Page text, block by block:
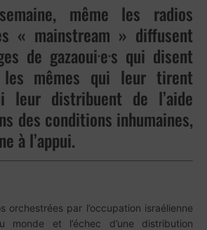
même les radios
« mainstream » diffusent
de gazaoui.e.s qui disent
mêmes qui leur tirent
leur distribuent de l’aide
des conditions inhumaines,
à l’appui.
orchestrées par l’occupation israélienne
monde et l’échec d’une distribution